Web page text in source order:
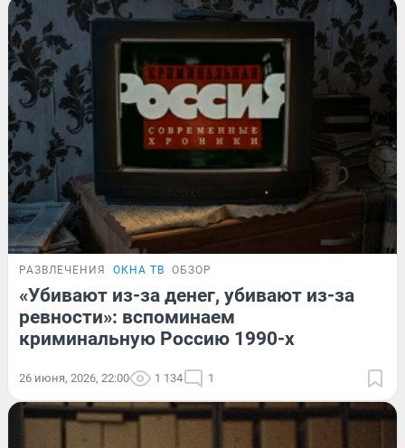
РАЗВЛЕЧЕНИЯ ОКНА ТВ ОБЗОР
«Убивают из-за денег, убивают из-за
ревности»: вспоминаем
криминальную Россию 1990-х
26 июня, 2026, 22:00 1 134 1